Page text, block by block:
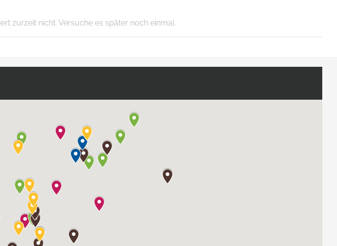
zurzeit nicht. Versuche es später noch einmal.